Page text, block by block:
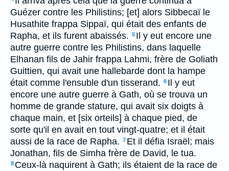
Guézer contre les Philistins; [et] alors Sibbecaï le
Husathite frappa Sippaï, qui était des enfants de
Rapha, et ils furent abaissés. 5 Il y eut encore une
autre guerre contre les Philistins, dans laquelle
Elhanan fils de Jahir frappa Lahmi, frère de Goliath
Guittien, qui avait une hallebarde dont la hampe
était comme l'ensuble d'un tisserand. 6 Il y eut
encore une autre guerre à Gath, où se trouva un
homme de grande stature, qui avait six doigts à
chaque main, et [six orteils] à chaque pied, de
sorte qu'il en avait en tout vingt-quatre; et il était
aussi de la race de Rapha. 7 Et il défia Israël; mais
Jonathan, fils de Simha frère de David, le tua.
8 Ceux-là naquirent à Gath; ils étaient de la race de